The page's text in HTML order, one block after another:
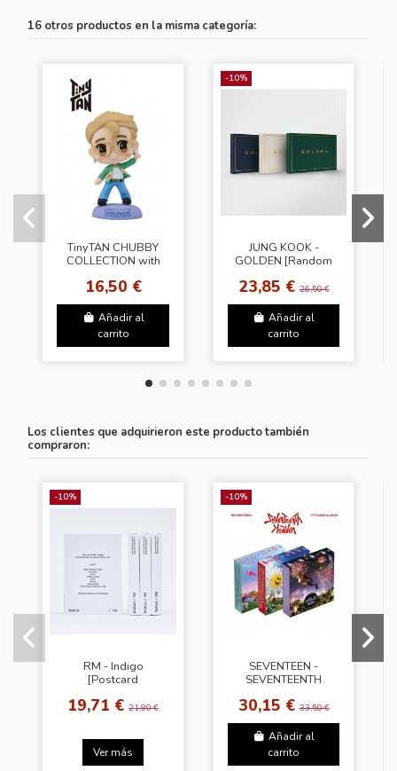
16 otros productos en la misma categoría:
TinyTAN CHUBBY
COLLECTION with
～“Jimin” Figure
16,50 €
Añadir al
carrito
-10%
JUNG KOOK -
GOLDEN [Random
23,85 €26,50 €
Añadir al
carrito
Los clientes que adquirieron este producto también
compraron:
-10%
RM - Indigo
[Postcard
Albums ver.)]
19,71 €21,90 €
Ver más
-10%
SEVENTEEN -
SEVENTEENTH
Ver.]
30,15 €33,50 €
Añadir al
carrito